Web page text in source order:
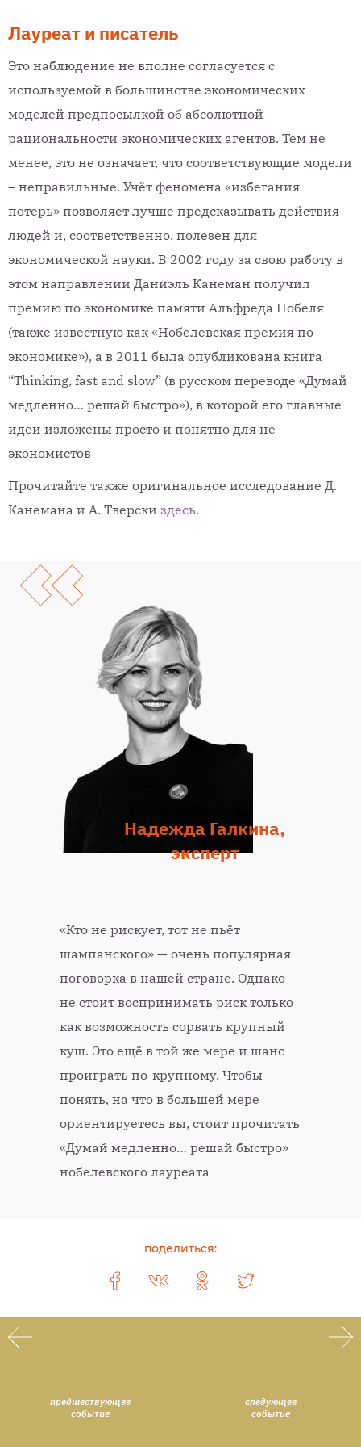
Лауреат и писатель
Это наблюдение не вполне согласуется с
используемой в большинстве экономических
моделей предпосылкой об абсолютной
рациональности экономических агентов. Тем не
менее, это не означает, что соответствующие модели
– неправильные. Учёт феномена «избегания
потерь» позволяет лучше предсказывать действия
людей и, соответственно, полезен для
экономической науки. В 2002 году за свою работу в
этом направлении Даниэль Канеман получил
премию по экономике памяти Альфреда Нобеля
(также известную как «Нобелевская премия по
экономике»), а в 2011 была опубликована книга
“Thinking, fast and slow” (в русском переводе «Думай
медленно… решай быстро»), в которой его главные
идеи изложены просто и понятно для не
экономистов
Прочитайте также оригинальное исследование Д.
Канемана и А. Тверски здесь.
Надежда Галкина,
эксперт
«Кто не рискует, тот не пьёт
шампанского» — очень популярная
поговорка в нашей стране. Однако
не стоит воспринимать риск только
как возможность сорвать крупный
куш. Это ещё в той же мере и шанс
проиграть по-крупному. Чтобы
понять, на что в большей мере
ориентируетесь вы, стоит прочитать
«Думай медленно… решай быстро»
нобелевского лауреата
поделиться:
предшествующее
событие
следующее
событие